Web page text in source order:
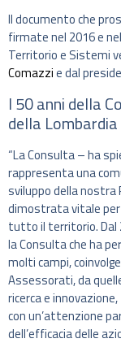
Il documento che
firmate nel 2016 e
Territorio e Sistemi
Comazzie dal
I 50 anni della
della Lombardia
“La Consulta – ha
rappresenta una
sviluppo della nostra
dimostrata vitale
tutto il territorio. Dal
la Consulta che ha
molti campi,
Assessorati, da
ricerca e
con un’attenzione
dell’efficacia delle